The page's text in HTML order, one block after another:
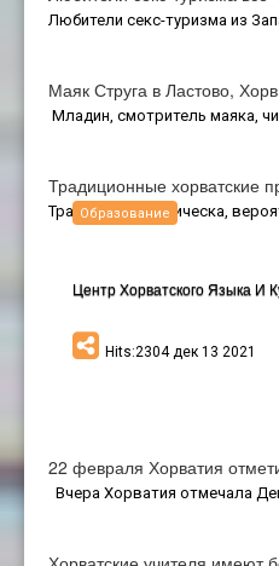
Любители секс-туризма из
Маяк Струга в Ластово,
Младин, смотритель маяка,
Традиционные хорватские
Традиционная прическа,
Hits:2304 дек 13 2021
Образование
22 февраля Хорватия
Вчера Хорватия отмечала